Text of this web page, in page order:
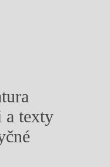
a texty